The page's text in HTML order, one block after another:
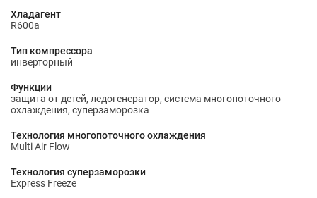
Хладагент
R600a
Тип компрессора
инверторный
Функции
защита от детей, ледогенератор, система многопоточного
охлаждения, суперзаморозка
Технология многопоточного охлаждения
Multi Air Flow
Технология суперзаморозки
Express Freeze